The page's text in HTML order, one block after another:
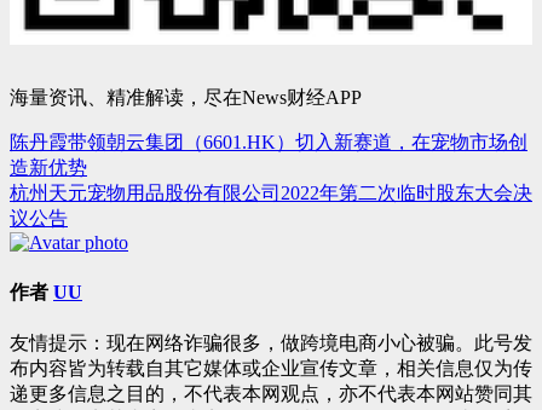
海量资讯、精准解读，尽在News财经APP
文
章
导
陈丹霞带领朝云集团（6601.HK）切入新赛道，在宠物市场创
造新优势
杭州天元宠物用品股份有限公司2022年第二次临时股东大会决
议公告
作者 UU
友情提示：现在网络诈骗很多，做跨境电商小心被骗。此号发
布内容皆为转载自其它媒体或企业宣传文章，相关信息仅为传
递更多信息之目的，不代表本网观点，亦不代表本网站赞同其